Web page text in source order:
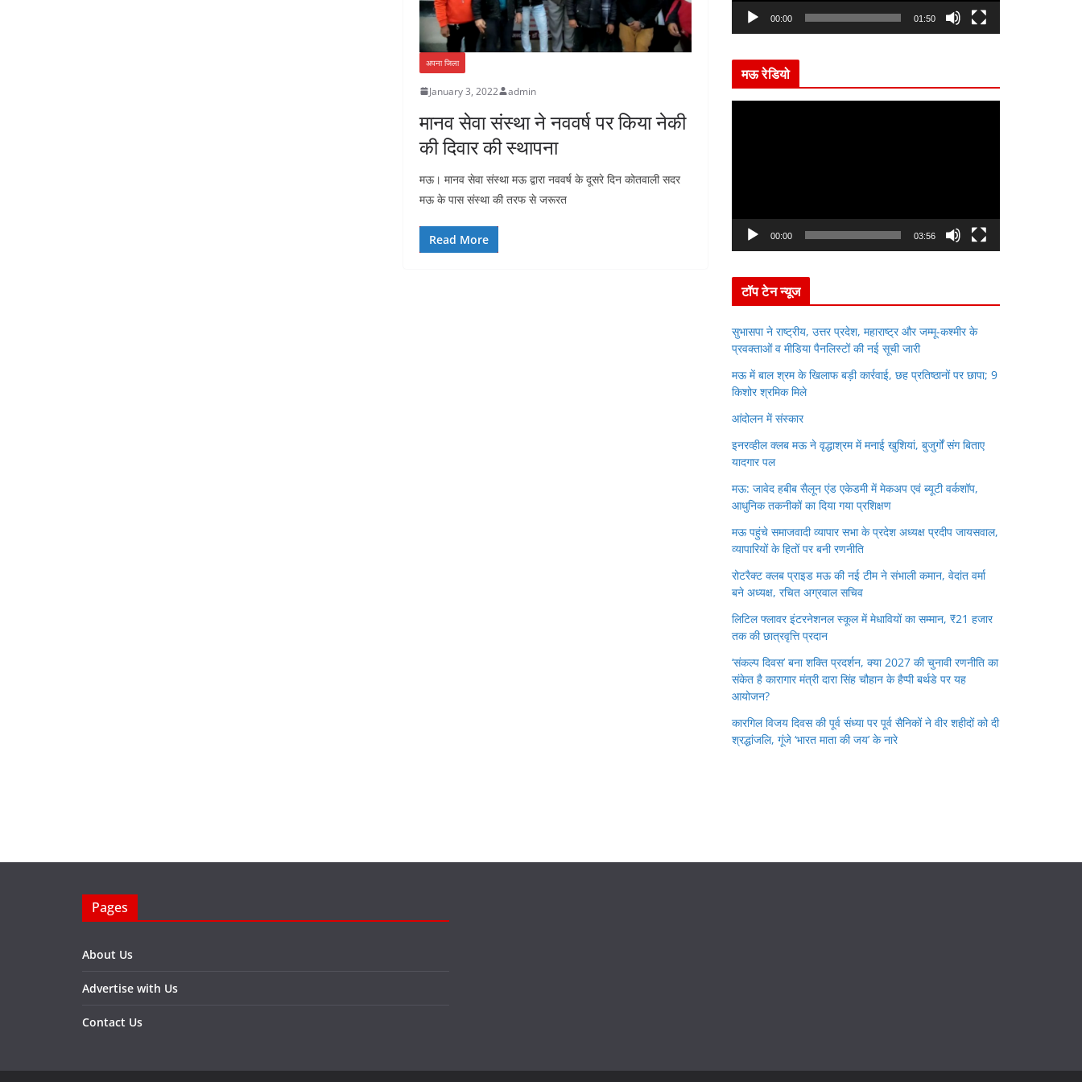
अपना जिला
January 3, 2022 admin
मानव सेवा संस्था ने नववर्ष पर किया नेकी
की दिवार की स्थापना
मऊ। मानव सेवा संस्था मऊ द्वारा नववर्ष के दूसरे दिन कोतवाली सदर
मऊ के पास संस्था की तरफ से जरूरत
Read More
a
r
00:00 01:50
मऊ रेडियो
a
r
00:00 03:56
टॉप टेन न्यूज
सुभासपा ने राष्ट्रीय, उत्तर प्रदेश, महाराष्ट्र और जम्मू-कश्मीर के
प्रवक्ताओं व मीडिया पैनलिस्टों की नई सूची जारी
मऊ में बाल श्रम के खिलाफ बड़ी कार्रवाई, छह प्रतिष्ठानों पर छापा; 9
किशोर श्रमिक मिले
आंदोलन में संस्कार
इनरव्हील क्लब मऊ ने वृद्धाश्रम में मनाई खुशियां, बुजुर्गों संग बिताए
यादगार पल
मऊ: जावेद हबीब सैलून एंड एकेडमी में मेकअप एवं ब्यूटी वर्कशॉप,
आधुनिक तकनीकों का दिया गया प्रशिक्षण
मऊ पहुंचे समाजवादी व्यापार सभा के प्रदेश अध्यक्ष प्रदीप जायसवाल,
व्यापारियों के हितों पर बनी रणनीति
रोटरैक्ट क्लब प्राइड मऊ की नई टीम ने संभाली कमान, वेदांत वर्मा
बने अध्यक्ष, रचित अग्रवाल सचिव
लिटिल फ्लावर इंटरनेशनल स्कूल में मेधावियों का सम्मान, ₹21 हजार
तक की छात्रवृत्ति प्रदान
‘संकल्प दिवस’ बना शक्ति प्रदर्शन, क्या 2027 की चुनावी रणनीति का
संकेत है कारागार मंत्री दारा सिंह चौहान के हैप्पी बर्थडे पर यह
आयोजन?
कारगिल विजय दिवस की पूर्व संध्या पर पूर्व सैनिकों ने वीर शहीदों को दी
श्रद्धांजलि, गूंजे ‘भारत माता की जय’ के नारे
Pages
About Us
Advertise with Us
Contact Us